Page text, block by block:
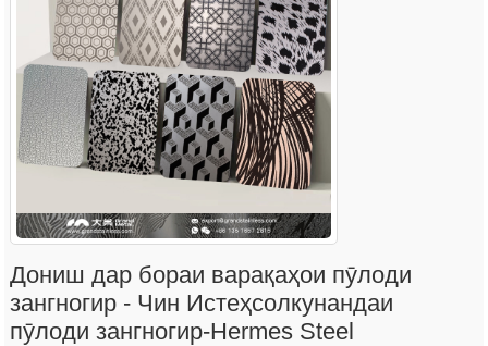
Дониш дар бораи варақаҳои пӯлоди
зангногир - Чин Истеҳсолкунандаи
пӯлоди зангногир-Hermes Steel